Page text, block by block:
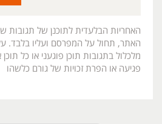
האחריות הבלעדית לתוכנן של תגובות
האתר, תחול על המפרסם ועליו בלבד.
מלכלול בתגובות תוכן פוגעני או כל
פגיעה או הפרת זכויות של גורם כלשהו